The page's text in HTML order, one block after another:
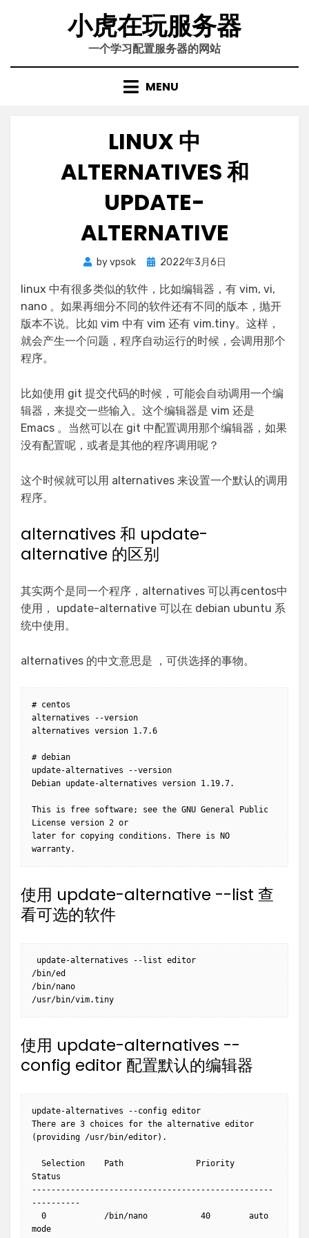
小虎在玩服务器
一个学习配置服务器的网站
MENU
LINUX 中
ALTERNATIVES 和
UPDATE-
ALTERNATIVE
byvpsok
Posted
2022年3月6日
linux 中有很多类似的软件，比如编辑器，有 vim, vi,
nano 。如果再细分不同的软件还有不同的版本，抛开
版本不说。比如 vim 中有 vim 还有 vim.tiny。这样，
就会产生一个问题，程序自动运行的时候，会调用那个
程序。
比如使用 git 提交代码的时候，可能会自动调用一个编
辑器，来提交一些输入。这个编辑器是 vim 还是
Emacs 。当然可以在 git 中配置调用那个编辑器，如果
没有配置呢，或者是其他的程序调用呢？
这个时候就可以用 alternatives 来设置一个默认的调用
程序。
alternatives 和 update-
alternative 的区别
其实两个是同一个程序，alternatives 可以再centos中
使用， update-alternative 可以在 debian ubuntu 系
统中使用。
alternatives 的中文意思是 ，可供选择的事物。
# centos
alternatives --version
alternatives version 1.7.6
# debian
update-alternatives --version
Debian update-alternatives version 1.19.7.
This is free software; see the GNU General Public
License version 2 or
later for copying conditions. There is NO
warranty.
使用 update-alternative --list 查
看可选的软件
/bin/ed
/bin/nano
使用 update-alternatives --
config editor 配置默认的编辑器
update-alternatives --config editor
There are 3 choices for the alternative editor
(providing /usr/bin/editor).
Status
--------------------------------------------------
----------
mode